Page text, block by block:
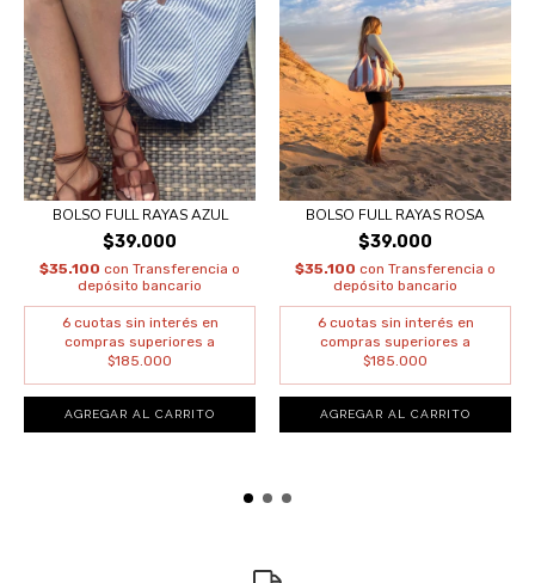
BOLSO FULL RAYAS AZUL
$39.000
$35.100 con Transferencia o
depósito bancario
BOLSO FULL RAYAS ROSA
$39.000
$35.100 con Transferencia o
depósito bancario